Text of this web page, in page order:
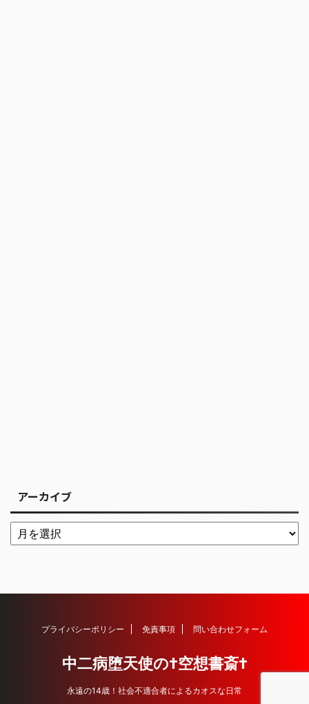
アーカイブ
プライバシーポリシー 免責事項 問い合わせフォーム
中二病堕天使の†空想書斎†
永遠の14歳！社会不適合者によるカオスな日常